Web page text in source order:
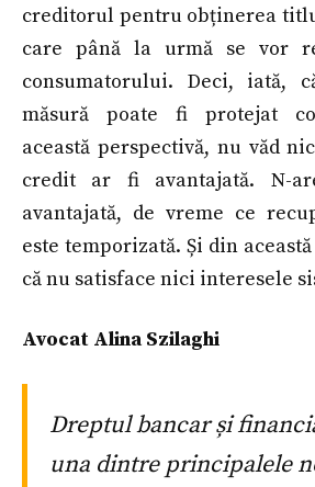
creditorul pentru obținerea
care până la urmă se vor
consumatorului. Deci, iată,
măsură poate fi protejat
această perspectivă, nu văd
credit ar fi avantajată. N-
avantajată, de vreme ce
este temporizată. Și din
că nu satisface nici interesele
Avocat Alina Szilaghi
Dreptul bancar și
una dintre principalele